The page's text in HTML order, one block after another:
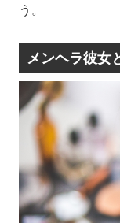
う。
メンヘラ彼女